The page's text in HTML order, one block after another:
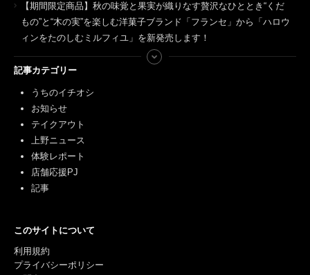
【期間限定商品】秋の味覚と果実が織りなす贅沢なひととき“くだ
もの”と“木の実”を楽しむ洋菓子ブランド「フランセ」から「ハロウ
ィンをたのしむミルフィユ」を新発売します！
記事カテゴリー
うちのイチオシ
お知らせ
テイクアウト
上野ニュース
体験レポート
店舗応援PJ
記事
このサイトについて
利用規約
プライバシーポリシー